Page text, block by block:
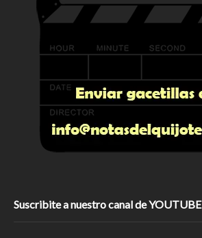
Suscribite a nuestro canal de YOUTUBE